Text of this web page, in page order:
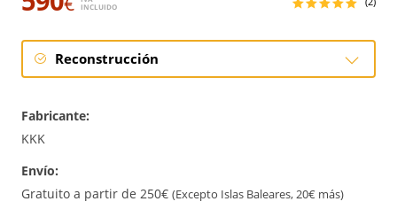
INCLUIDO
Reconstrucción
Fabricante:
KKK
Envío:
Gratuito a partir de 250€ (Excepto Islas Baleares, 20€ más)